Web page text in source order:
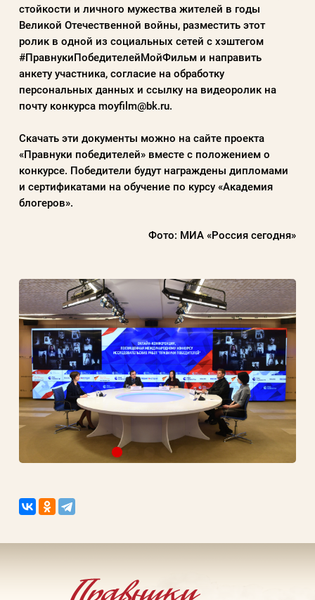
стойкости и личного мужества жителей в годы
Великой Отечественной войны, разместить этот
ролик в одной из социальных сетей с хэштегом
#ПравнукиПобедителейМойФильм и направить
анкету участника, согласие на обработку
персональных данных и ссылку на видеоролик на
почту конкурсаmoyfilm@bk.ru.
Скачать эти документы можно на сайте проекта
«Правнуки победителей» вместе с положением о
конкурсе. Победители будут награждены дипломами
и сертификатами на обучение по курсу «Академия
блогеров».
Фото: МИА «Россия сегодня»